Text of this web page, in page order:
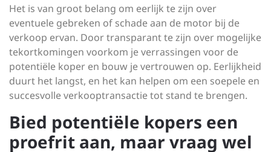
Het is van groot belang om eerlijk te zijn over
eventuele gebreken of schade aan de motor bij de
verkoop ervan. Door transparant te zijn over mogelijke
tekortkomingen voorkom je verrassingen voor de
potentiële koper en bouw je vertrouwen op. Eerlijkheid
duurt het langst, en het kan helpen om een soepele en
succesvolle verkooptransactie tot stand te brengen.
Bied potentiële kopers een
proefrit aan, maar vraag wel